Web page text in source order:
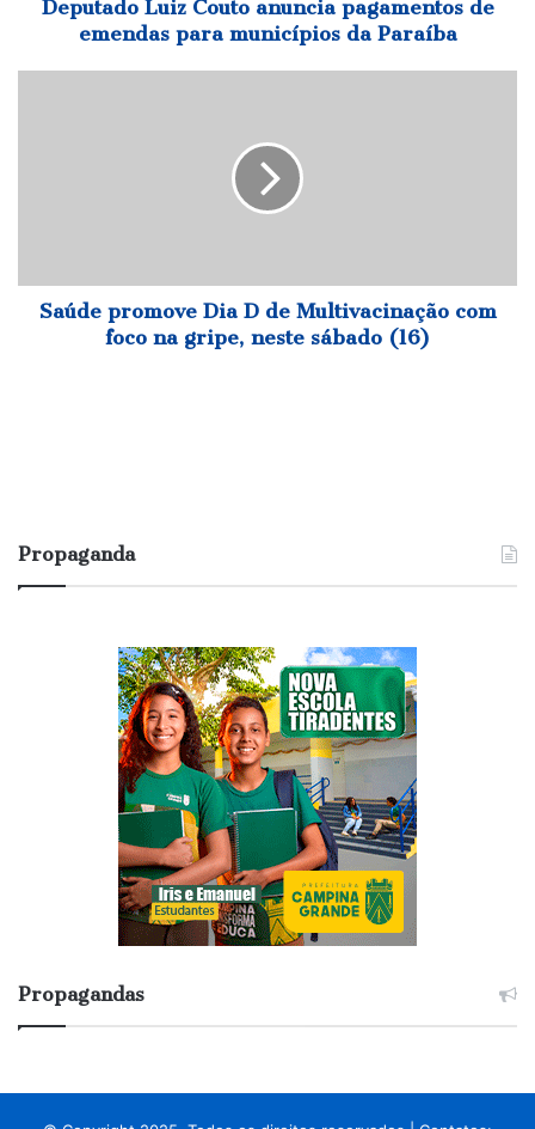
Deputado Luiz Couto anuncia pagamentos de
emendas para municípios da Paraíba
na
gripe,Saúde promove Dia D de Multivacinação com
foco na gripe, neste sábado (16)
Propaganda
Propagandas